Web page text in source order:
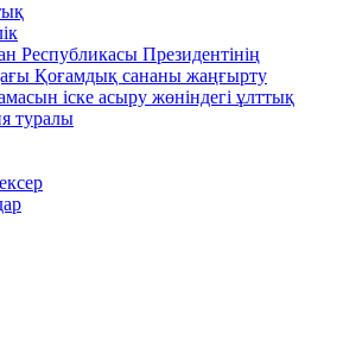
Республикасы Президентінің
Қоғамдық сананы жаңғырту
іске асыру жөніндегі ұлттық
туралы